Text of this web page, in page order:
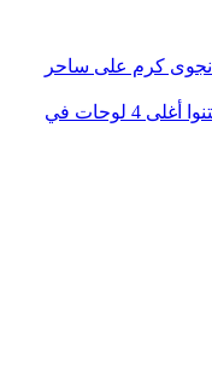
نجوى كرم على ساحر
هؤلاء الأثرياء العرب اقتنوا أغلى 4 لوحات في